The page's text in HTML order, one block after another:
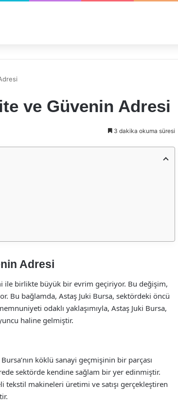
ve Güvenin Adresi
3 dakika okuma süresi
Adresi
ile birlikte büyük bir evrim geçiriyor. Bu değişim,
Bu bağlamda, Astaş Juki Bursa, sektördeki öncü
odaklı yaklaşımıyla, Astaş Juki Bursa,
haline gelmiştir.
köklü sanayi geçmişinin bir parçası
sektörde kendine sağlam bir yer edinmiştir.
tekstil makineleri üretimi ve satışı gerçekleştiren